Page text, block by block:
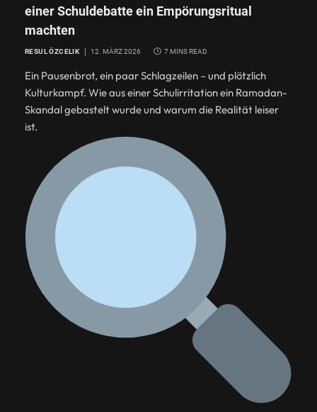
GESELLSCHAFT
Ramadan Schulstreit in Kleve:
Pausenbrot als Politikum
8. MÄRZ 2026
einer Schuldebatte ein Empörungsritual
machten
RESUL ÖZCELIK 12. MÄRZ 2026 7 MINS READ
Ein Pausenbrot, ein paar Schlagzeilen – und plötzlich
Kulturkampf. Wie aus einer Schulirritation ein Ramadan-
Skandal gebastelt wurde und warum die Realität leiser
ist.